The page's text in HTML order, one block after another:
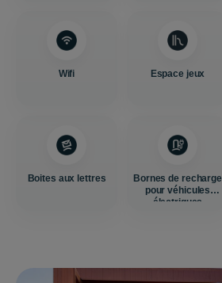
Wifi Espace jeux
Boites aux lettres
Bornes de recharge
pour véhicules
électriques